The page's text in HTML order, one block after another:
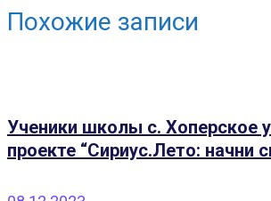
Похожие записи
Ученики школы с. Хоперское
проекте “Сириус.Лето: начни